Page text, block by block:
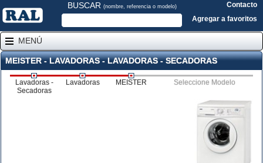
BUSCAR (nombre, referencia o modelo)
Contacto
Agregar a favoritos
MENÚ
MEISTER - LAVADORAS - LAVADORAS - SECADORAS
Lavadoras -
Secadoras
Lavadoras MEISTER Seleccione Modelo